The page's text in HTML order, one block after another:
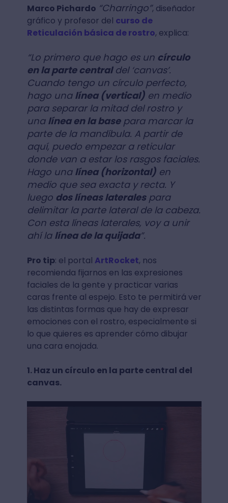
Marco Pichardo “Charringo”, diseñador
gráfico y profesor del curso de
Reticulación básica de rostro, explica:
“Lo primero que hago es un círculo
en la parte centraldel ‘canvas’.
Cuando tengo un círculo perfecto,
hago una línea (vertical)en medio
para separar la mitad del rostro y
una línea en la basepara marcar la
parte de la mandíbula. A partir de
aquí, puedo empezar a reticular
donde van a estar los rasgos faciales.
Hago una línea (horizontal)en
medio que sea exacta y recta. Y
luego dos líneas lateralespara
delimitar la parte lateral de la cabeza.
Con esta líneas laterales, voy a unir
ahí la línea de la quijada”.
Pro tip: el portal ArtRocket, nos
recomienda fijarnos en las expresiones
faciales de la gente y practicar varias
caras frente al espejo. Esto te permitirá ver
las distintas formas que hay de expresar
emociones con el rostro, especialmente si
lo que quieres es aprender cómo dibujar
una cara enojada.
1. Haz un círculo en la parte central del
canvas.